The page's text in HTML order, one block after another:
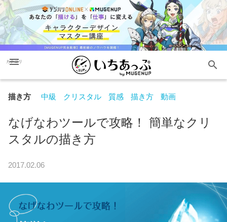
menu
カテゴリ search
描き方 中級 クリスタル 質感 描き方 動画
なげなわツールで攻略！ 簡単なクリ
スタルの描き方
2017.02.06